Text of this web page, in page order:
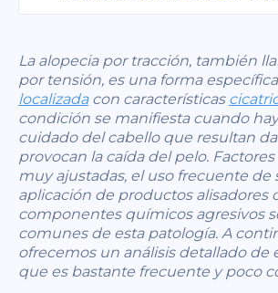
La alopecia por tracción, también
por tensión, es una forma
localizadacon características
condición se manifiesta cuando
cuidado del cabello que resultan
provocan la caída del pelo.
muy ajustadas, el uso frecuente de
aplicación de productos alisadores
componentes químicos agresivos
comunes de esta patología. A
ofrecemos un análisis detallado de
que es bastante frecuente y poco